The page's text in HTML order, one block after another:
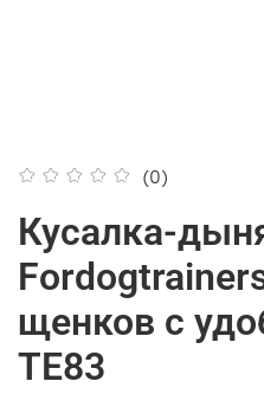
(0)
Кусалка-
щенков c
ТЕ83